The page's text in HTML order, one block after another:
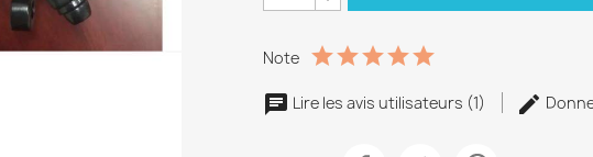
Note
Lire les avis utilisateurs (1)